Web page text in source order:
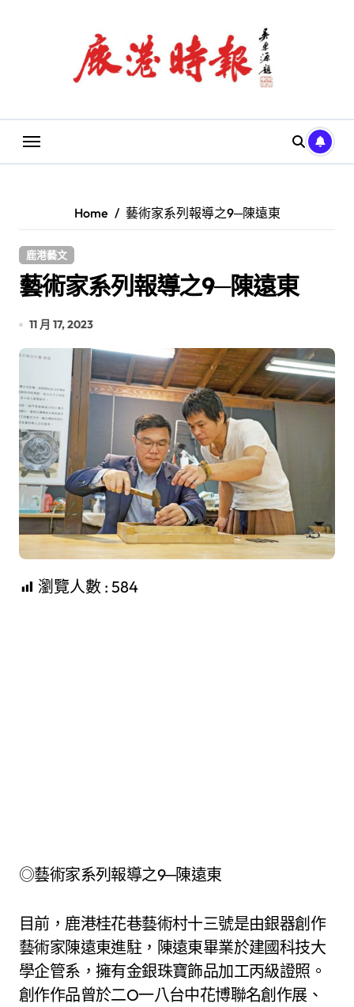
Home 藝術家系列報導之9─陳遠東
鹿港藝文
藝術家系列報導之9─陳遠東
11 月 17, 2023
瀏覽人數 : 584
◎藝術家系列報導之9─陳遠東
目前，鹿港桂花巷藝術村十三號是由銀器創作
藝術家陳遠東進駐，陳遠東畢業於建國科技大
學企管系，擁有金銀珠寶飾品加工丙級證照。
創作作品曾於二O一八台中花博聯名創作展、